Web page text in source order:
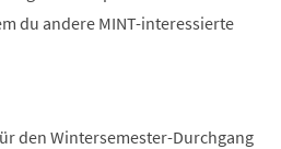
du andere MINT-interessierte
den Wintersemester-Durchgang